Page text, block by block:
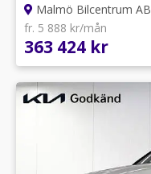
Malmö Bilcentrum AB
fr. 5 888 kr/mån
363 424 kr